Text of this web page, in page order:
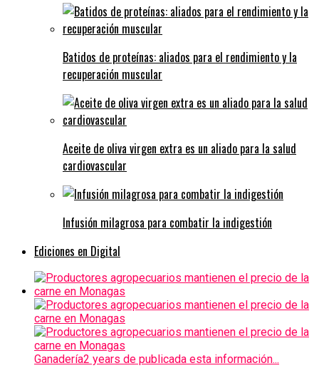
Batidos de proteínas: aliados para el rendimiento y la
recuperación muscular
Aceite de oliva virgen extra es un aliado para la salud
cardiovascular
Infusión milagrosa para combatir la indigestión
Ediciones en Digital
Ganadería2 years de publicada esta información...